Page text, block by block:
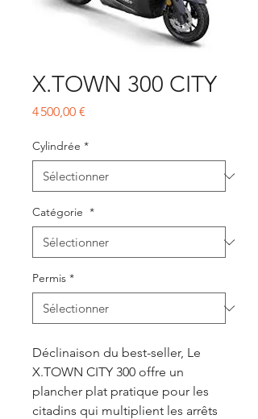
X.TOWN 300 CITY
4 500,00 €
Cylindrée *
Catégorie *
Permis *
Déclinaison du best-seller, Le
X.TOWN CITY 300 offre un
plancher plat pratique pour les
citadins qui multiplient les arrêts